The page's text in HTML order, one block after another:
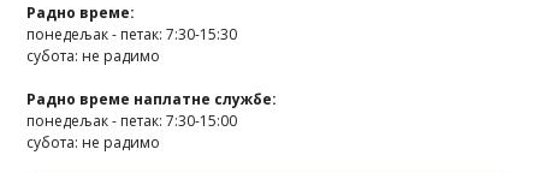
Радно време:
понедељак - петак: 7:30-15:30
субота: не радимо
Радно време наплатне службе:
понедељак - петак: 7:30-15:00
субота: не радимо